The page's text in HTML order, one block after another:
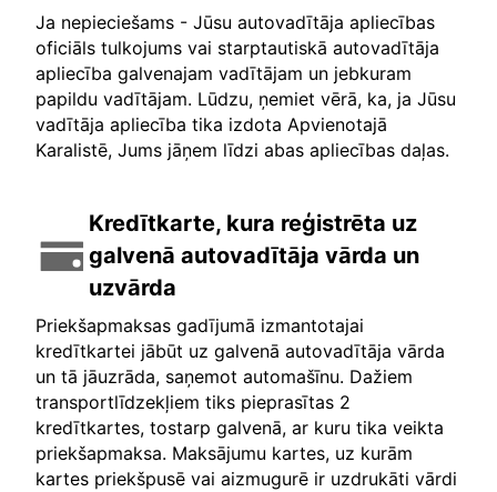
Ja nepieciešams - Jūsu autovadītāja apliecības
oficiāls tulkojums vai starptautiskā autovadītāja
apliecība galvenajam vadītājam un jebkuram
papildu vadītājam. Lūdzu, ņemiet vērā, ka, ja Jūsu
vadītāja apliecība tika izdota Apvienotajā
Karalistē, Jums jāņem līdzi abas apliecības daļas.
Kredītkarte, kura reģistrēta uz
galvenā autovadītāja vārda un
uzvārda
Priekšapmaksas gadījumā izmantotajai
kredītkartei jābūt uz galvenā autovadītāja vārda
un tā jāuzrāda, saņemot automašīnu. Dažiem
transportlīdzekļiem tiks pieprasītas 2
kredītkartes, tostarp galvenā, ar kuru tika veikta
priekšapmaksa. Maksājumu kartes, uz kurām
kartes priekšpusē vai aizmugurē ir uzdrukāti vārdi